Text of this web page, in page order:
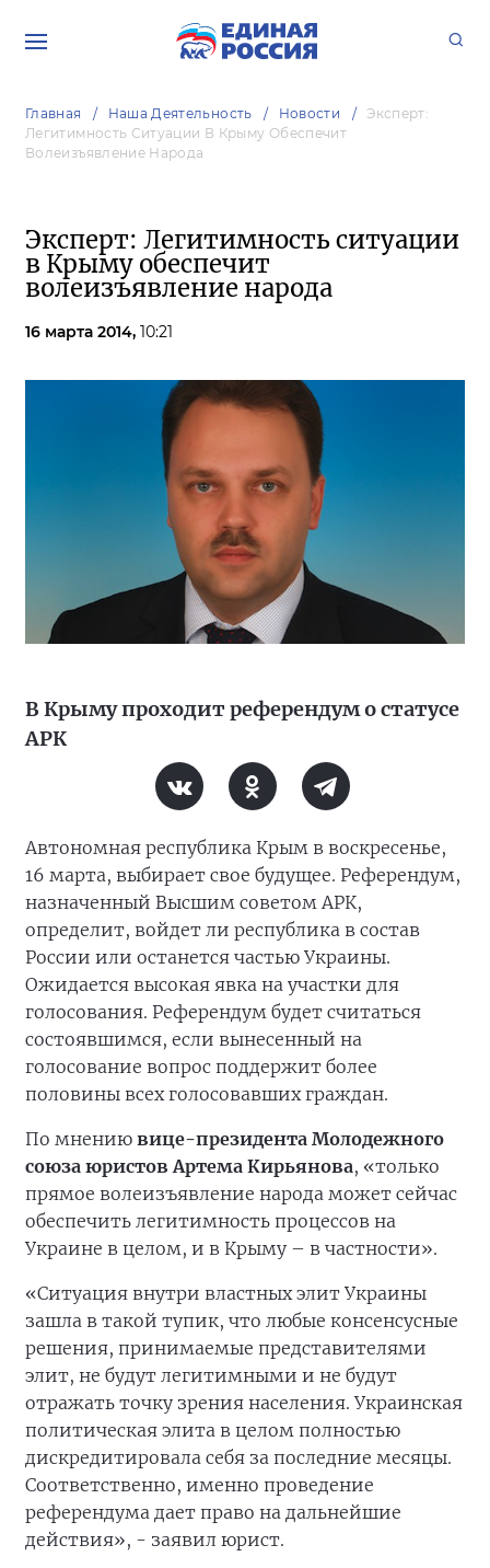
Главная Наша Деятельность Новости
Эксперт:
Легитимность Ситуации В Крыму Обеспечит
Волеизъявление Народа
Эксперт: Легитимность ситуации
в Крыму обеспечит
волеизъявление народа
16 марта 2014, 10:21
В Крыму проходит референдум о статусе
АРК
Автономная республика Крым в воскресенье,
16 марта, выбирает свое будущее. Референдум,
назначенный Высшим советом АРК,
определит, войдет ли республика в состав
России или останется частью Украины.
Ожидается высокая явка на участки для
голосования. Референдум будет считаться
состоявшимся, если вынесенный на
голосование вопрос поддержит более
половины всех голосовавших граждан.
По мнению вице-президента Молодежного
союза юристов Артема Кирьянова, «только
прямое волеизъявление народа может сейчас
обеспечить легитимность процессов на
Украине в целом, и в Крыму – в частности».
«Ситуация внутри властных элит Украины
зашла в такой тупик, что любые консенсусные
решения, принимаемые представителями
элит, не будут легитимными и не будут
отражать точку зрения населения. Украинская
политическая элита в целом полностью
дискредитировала себя за последние месяцы.
Соответственно, именно проведение
референдума дает право на дальнейшие
действия», - заявил юрист.